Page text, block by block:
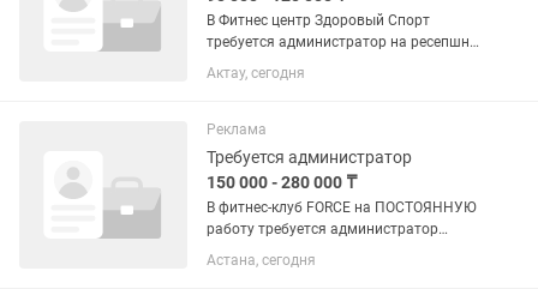
В Фитнес центр Здоровый Спорт
требуется администратор на ресепшн.
Условия: 🔹Официальная работа в
стабильной компании. 🔹Дружный
🔹Возможность бесплатно заниматься
в...
Актау, сегодня
Реклама
Требуется администратор
150 000 - 280 000 ₸
В фитнес-клуб FORCE на ПОСТОЯННУЮ
работу требуется администратор
(девушка). 📍 Условия: — График
работы: 2/2 — Время работы: с 07:00 до
Астана, сегодня